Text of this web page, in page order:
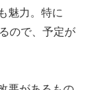
魅力。特に
ので、予定が